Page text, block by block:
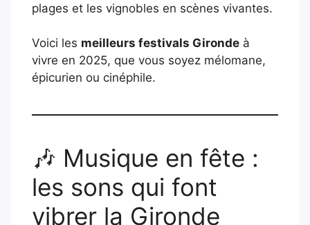
plages et les vignobles en scènes vivantes.
Voici les meilleurs festivals Gironde à
vivre en 2025, que vous soyez mélomane,
épicurien ou cinéphile.
🎶 Musique en fête :
les sons qui font
vibrer la Gironde